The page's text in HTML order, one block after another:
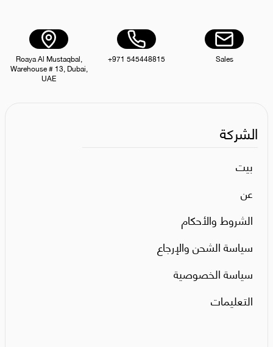
Sales
+971 545448815
Roaya Al Mustaqbal,
Warehouse # 13, Dubai,
UAE
الشركة
بيت
عن
الشروط والأحكام
سياسة الشحن والإرجاع
سياسة الخصوصية
التعليمات